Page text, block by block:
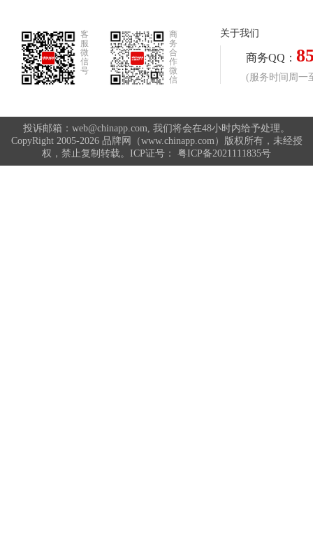
客
服
微
信
号
商
务
合
作
微
信
关于我们
商务QQ：
(服务时间周一
投诉邮箱：web@chinapp.com, 我们将会在48小时内给予处理。
CopyRight 2005-2026 品牌网（www.chinapp.com）版权所有，未经授
权，禁止复制转载。ICP证号： 粤ICP备2021111835号